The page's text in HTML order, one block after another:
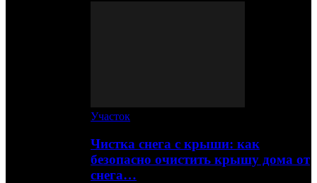
Участок
Чистка снега с крыши: как
безопасно очистить крышу дома от
снега…